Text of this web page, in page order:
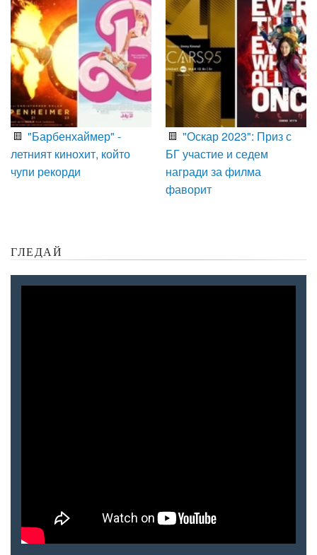
"Барбенхаймер" -
летният кинохит, който
чупи рекорди
"Оскар 2023": Приз с
БГ участие и седем
награди за филма
фаворит
ГЛЕДАЙ